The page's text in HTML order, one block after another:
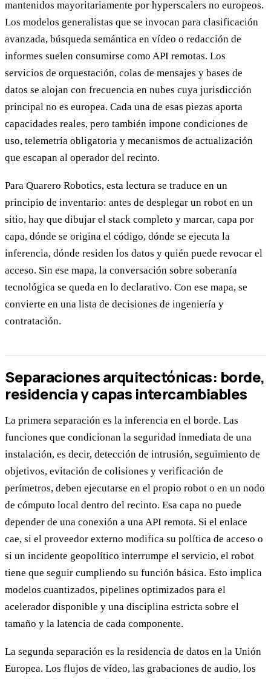
mantenidos mayoritariamente por hyperscalers no europeos.
Los modelos generalistas que se invocan para clasificación
avanzada, búsqueda semántica en vídeo o redacción de
informes suelen consumirse como API remotas. Los
servicios de orquestación, colas de mensajes y bases de
datos se alojan con frecuencia en nubes cuya jurisdicción
principal no es europea. Cada una de esas piezas aporta
capacidades reales, pero también impone condiciones de
uso, telemetría obligatoria y mecanismos de actualización
que escapan al operador del recinto.
Para Quarero Robotics, esta lectura se traduce en un
principio de inventario: antes de desplegar un robot en un
sitio, hay que dibujar el stack completo y marcar, capa por
capa, dónde se origina el código, dónde se ejecuta la
inferencia, dónde residen los datos y quién puede revocar el
acceso. Sin ese mapa, la conversación sobre soberanía
tecnológica se queda en lo declarativo. Con ese mapa, se
convierte en una lista de decisiones de ingeniería y
contratación.
Separaciones arquitectónicas: borde,
residencia y capas intercambiables
La primera separación es la inferencia en el borde. Las
funciones que condicionan la seguridad inmediata de una
instalación, es decir, detección de intrusión, seguimiento de
objetivos, evitación de colisiones y verificación de
perímetros, deben ejecutarse en el propio robot o en un nodo
de cómputo local dentro del recinto. Esa capa no puede
depender de una conexión a una API remota. Si el enlace
cae, si el proveedor externo modifica su política de acceso o
si un incidente geopolítico interrumpe el servicio, el robot
tiene que seguir cumpliendo su función básica. Esto implica
modelos cuantizados, pipelines optimizados para el
acelerador disponible y una disciplina estricta sobre el
tamaño y la latencia de cada componente.
La segunda separación es la residencia de datos en la Unión
Europea. Los flujos de vídeo, las grabaciones de audio, los